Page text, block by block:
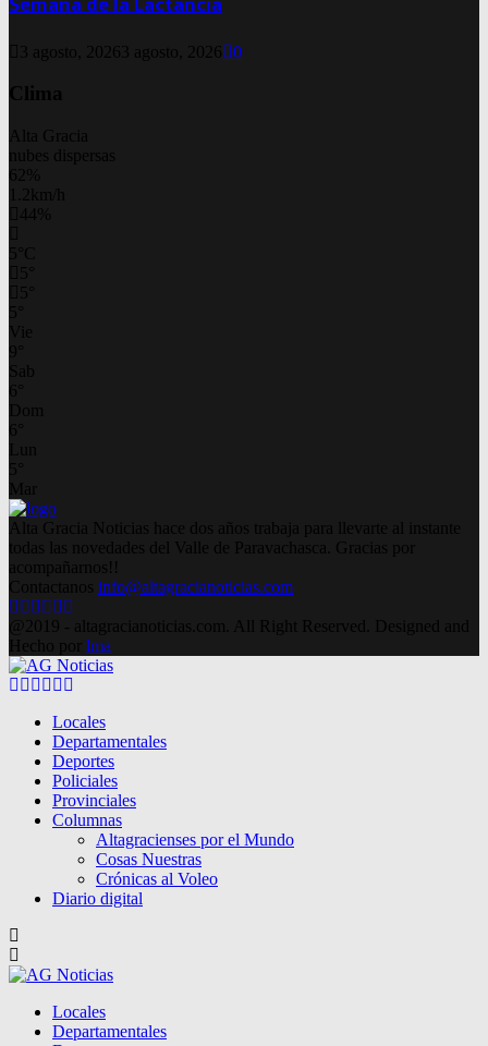
3 agosto, 2026 3 agosto, 2026 0
Clima
Alta Gracia
nubes dispersas
62%
1.2km/h
44%
5 C
5
5
5
Vie
9
Sab
6
Dom
6
Lun
5
Mar
Alta Gracia Noticias hace dos años trabaja para llevarte al instante
todas las novedades del Valle de Paravachasca. Gracias por
acompañarnos!!
Contactanos info@altagracianoticias.com
Facebook
Twitter
Instagram
Pinterest
Google
@2019 - altagracianoticias.com. All Right Reserved. Designed and
Hecho por lma
Facebook
Twitter
Instagram
Pinterest
Google
Locales
Departamentales
Deportes
Policiales
Provinciales
Columnas
Altagracienses por el Mundo
Cosas Nuestras
Crónicas al Voleo
Diario digital
Locales
Departamentales